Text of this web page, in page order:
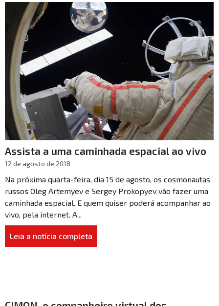
Assista a uma caminhada espacial ao vivo
12 de agosto de 2018
Na próxima quarta-feira, dia 15 de agosto, os cosmonautas
russos Oleg Artemyev e Sergey Prokopyev vão fazer uma
caminhada espacial. E quem quiser poderá acompanhar ao
vivo, pela internet. A...
Leia a notícia completa